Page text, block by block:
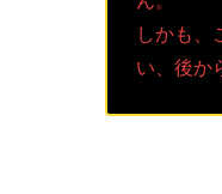
しかも、
い、後か